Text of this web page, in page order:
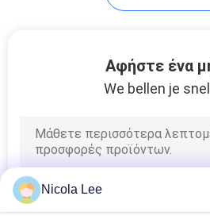
Αφήστε ένα
We bellen je
Nicola Lee